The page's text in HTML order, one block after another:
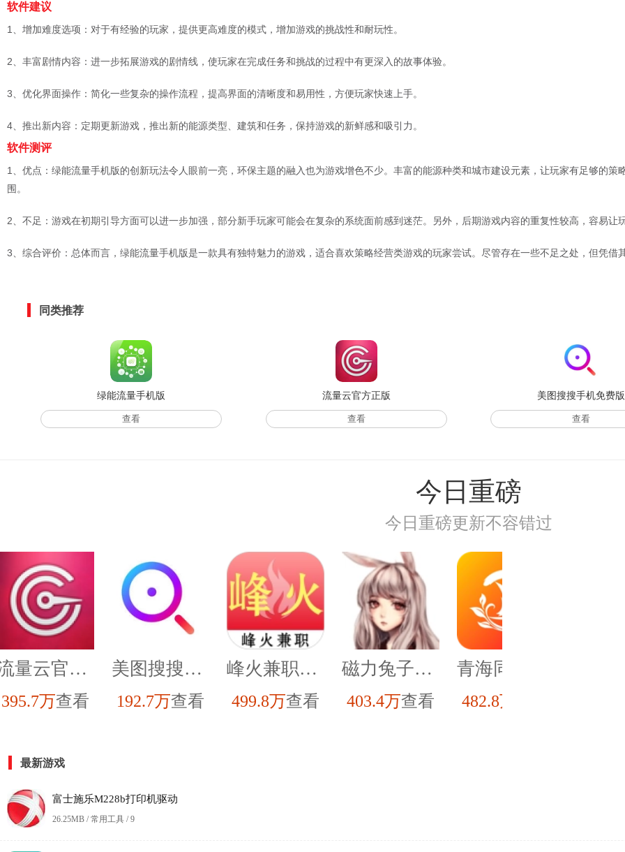
软件建议
1、增加难度选项：对于有经验的玩家，提供更高难度的模式，增加游戏的挑战性和耐玩性。
2、丰富剧情内容：进一步拓展游戏的剧情线，使玩家在完成任务和挑战的过程中有更深入的故事体验。
3、优化界面操作：简化一些复杂的操作流程，提高界面的清晰度和易用性，方便玩家快速上手。
4、推出新内容：定期更新游戏，推出新的能源类型、建筑和任务，保持游戏的新鲜感和吸引力。
软件测评
1、优点：绿能流量手机版的创新玩法令人眼前一亮，环保主题的融入也为游戏增色不少。丰富的能源种类和城市建设元素，让玩家有足够的
围。
2、不足：游戏在初期引导方面可以进一步加强，部分新手玩家可能会在复杂的系统面前感到迷茫。另外，后期游戏内容的重复性较高，容易让
3、综合评价：总体而言，绿能流量手机版是一款具有独特魅力的游戏，适合喜欢策略经营类游戏的玩家尝试。尽管存在一些不足之处，但凭借
同类推荐
绿能流量手机版
查看
流量云官方正版
查看
美图搜搜手机免费版
查看
今日重磅
今日重磅更新不容错过
流量云官方正版
395.7万查看
美图搜搜手机免费版
192.7万查看
峰火兼职手机正版
499.8万查看
磁力兔子搜索引擎手机免费版
403.4万查看 482.8万
最新游戏
富士施乐M228b打印机驱动
26.25MB / 常用工具 /9